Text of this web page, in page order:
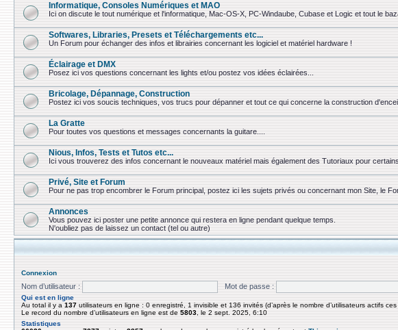
Informatique, Consoles Numériques et MAO
Ici on discute le tout numérique et l'informatique, Mac-OS-X, PC-Windaube, Cubase et Logic et tout le
Softwares, Libraries, Presets et Téléchargements etc...
Un Forum pour échanger des infos et librairies concernant les logiciel et matériel hardware !
Éclairage et DMX
Posez ici vos questions concernant les lights et/ou postez vos idées éclairées...
Bricolage, Dépannage, Construction
Postez ici vos soucis techniques, vos trucs pour dépanner et tout ce qui concerne la construction
La Gratte
Pour toutes vos questions et messages concernants la guitare....
Nious, Infos, Tests et Tutos etc...
Ici vous trouverez des infos concernant le nouveaux matériel mais également des Tutoriaux pour
Privé, Site et Forum
Pour ne pas trop encombrer le Forum principal, postez ici les sujets privés ou concernant mon Site, le
Annonces
Vous pouvez ici poster une petite annonce qui restera en ligne pendant quelque temps.
N'oubliez pas de laissez un contact (tel ou autre)
Connexion
Nom d’utilisateur : Mot de passe :
Qui est en ligne
Au total il y a 137 utilisateurs en ligne : 0 enregistré, 1 invisible et 136 invités (d’après le nombre d’utilisateurs actifs
Le record du nombre d’utilisateurs en ligne est de 5803 , le 2 sept. 2025, 6:10
Statistiques